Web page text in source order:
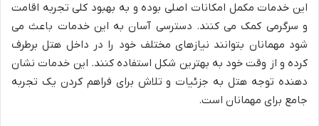
این خدمات مکمل امکانات اصلی بوده و به بهبود کلی تجربه اقامت
و سرگرمی کمک می کنند. دسترسی آسان به این خدمات باعث می
شود مهمانان بتوانند نیازهای مختلف خود را در داخل هتل برطرف
کرده و از وقت خود به بهترین شکل استفاده کنند. این خدمات نشان
دهنده توجه هتل به جزئیات و تلاش برای فراهم کردن یک تجربه
جامع برای مهمانان است.